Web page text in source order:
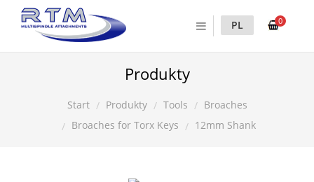
0
PL
Produkty
Start Produkty Tools
Broaches
Broaches for Torx Keys
12mm Shank